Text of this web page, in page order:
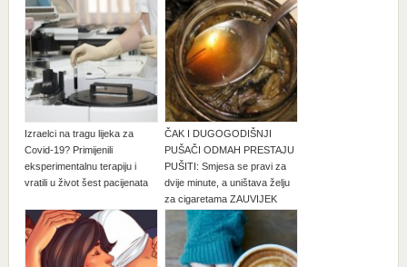
Izraelci na tragu lijeka za
Covid-19? Primijenili
eksperimentalnu terapiju i
vratili u život šest pacijenata
ČAK I DUGOGODIŠNJI
PUŠAČI ODMAH PRESTAJU
PUŠITI: Smjesa se pravi za
dvije minute, a uništava želju
za cigaretama ZAUVIJEK